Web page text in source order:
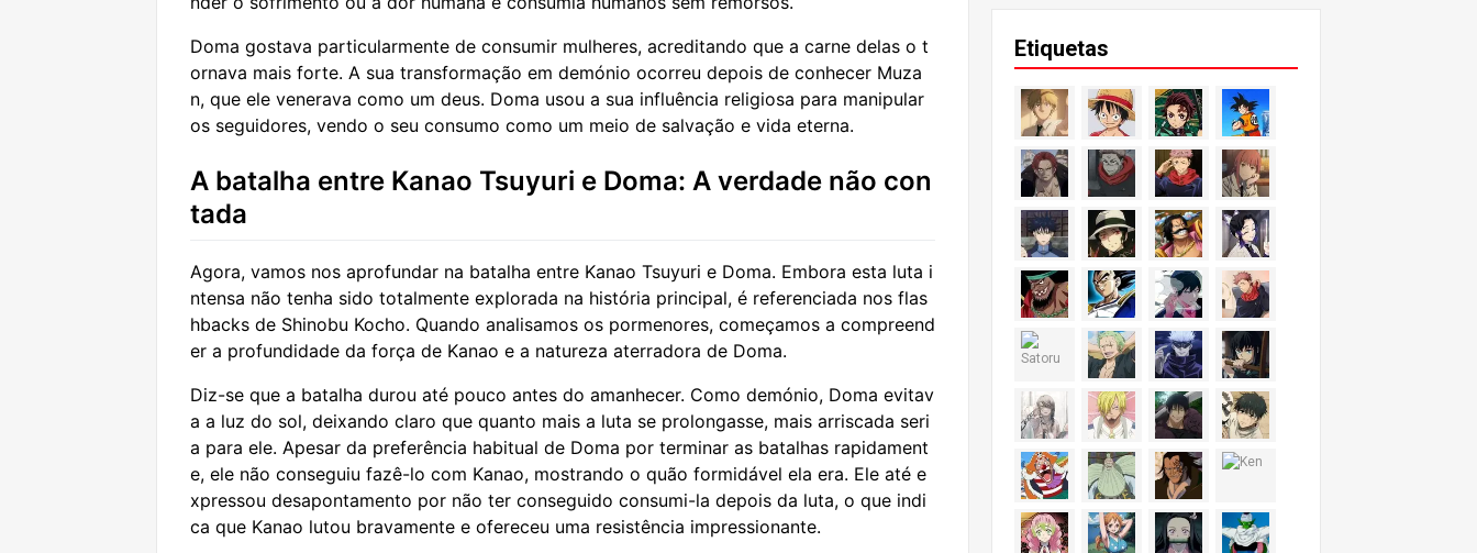
Doma gostava particularmente de consumir mulheres, acreditando que a carne delas o t
ornava mais forte. A sua transformação em demónio ocorreu depois de conhecer Muza
n, que ele venerava como um deus. Doma usou a sua influência religiosa para manipular
os seguidores, vendo o seu consumo como um meio de salvação e vida eterna.
A batalha entre Kanao Tsuyuri e Doma: A verdade não con
tada
Agora, vamos nos aprofundar na batalha entre Kanao Tsuyuri e Doma. Embora esta luta i
ntensa não tenha sido totalmente explorada na história principal, é referenciada nos flas
hbacks de Shinobu Kocho. Quando analisamos os pormenores, começamos a compreend
er a profundidade da força de Kanao e a natureza aterradora de Doma.
Diz-se que a batalha durou até pouco antes do amanhecer. Como demónio, Doma evitav
a a luz do sol, deixando claro que quanto mais a luta se prolongasse, mais arriscada seri
a para ele. Apesar da preferência habitual de Doma por terminar as batalhas rapidament
e, ele não conseguiu fazê-lo com Kanao, mostrando o quão formidável ela era. Ele até e
xpressou desapontamento por não ter conseguido consumi-la depois da luta, o que indi
ca que Kanao lutou bravamente e ofereceu uma resistência impressionante.
Etiquetas